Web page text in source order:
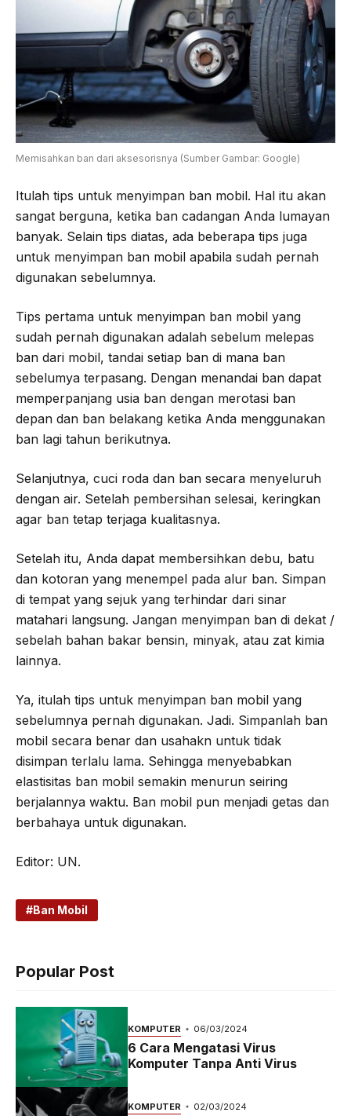
Memisahkan ban dari aksesorisnya (Sumber Gambar: Google)
Itulah tips untuk menyimpan ban mobil. Hal itu akan
sangat berguna, ketika ban cadangan Anda lumayan
banyak. Selain tips diatas, ada beberapa tips juga
untuk menyimpan ban mobil apabila sudah pernah
digunakan sebelumnya.
Tips pertama untuk menyimpan ban mobil yang
sudah pernah digunakan adalah sebelum melepas
ban dari mobil, tandai setiap ban di mana ban
sebelumya terpasang. Dengan menandai ban dapat
memperpanjang usia ban dengan merotasi ban
depan dan ban belakang ketika Anda menggunakan
ban lagi tahun berikutnya.
Selanjutnya, cuci roda dan ban secara menyeluruh
dengan air. Setelah pembersihan selesai, keringkan
agar ban tetap terjaga kualitasnya.
Setelah itu, Anda dapat membersihkan debu, batu
dan kotoran yang menempel pada alur ban. Simpan
di tempat yang sejuk yang terhindar dari sinar
matahari langsung. Jangan menyimpan ban di dekat /
sebelah bahan bakar bensin, minyak, atau zat kimia
lainnya.
Ya, itulah tips untuk menyimpan ban mobil yang
sebelumnya pernah digunakan. Jadi. Simpanlah ban
mobil secara benar dan usahakn untuk tidak
disimpan terlalu lama. Sehingga menyebabkan
elastisitas ban mobil semakin menurun seiring
berjalannya waktu. Ban mobil pun menjadi getas dan
berbahaya untuk digunakan.
Editor: UN.
Ban Mobil
Popular Post
KOMPUTER 06/03/2024
6 Cara Mengatasi Virus
Komputer Tanpa Anti Virus
KOMPUTER 02/03/2024